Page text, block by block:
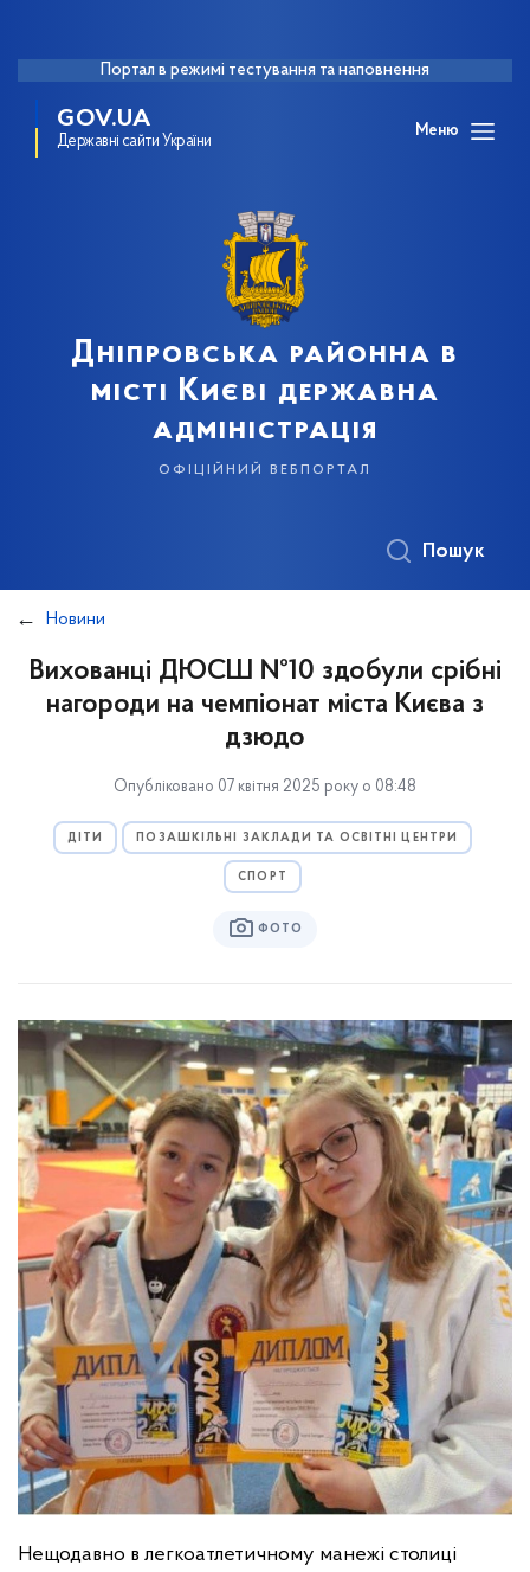
Портал в режимі тестування та наповнення
GOV.UA
Державні сайти України
Меню
Дніпровська районна в
місті Києві державна
адміністрація
офіційний вебпортал
Пошук
Новини
Вихованці ДЮСШ №10 здобули срібні
нагороди на чемпіонат міста Києва з
дзюдо
Опубліковано 07 квітня 2025 року о 08:48
ДІТИ ПОЗАШКІЛЬНІ ЗАКЛАДИ ТА ОСВІТНІ ЦЕНТРИ
СПОРТ
ФОТО
Нещодавно в легкоатлетичному манежі столиці